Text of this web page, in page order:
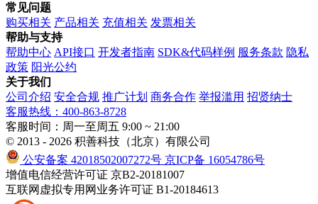
常见问题
购买相关 产品相关 充值相关 发票相关
帮助与支持
帮助中心 API接口 开发者指南 SDK&代码样例 服务条款 隐私
政策 阳光公约
关于我们
公司介绍 安全合规 推广计划 商务合作 举报滥用 招贤纳士
客服热线：400-863-8728
客服时间：周一至周五 9:00 ~ 21:00
© 2013 - 2026 积善科技（北京）有限公司
公安备案 42018502007272号 京ICP备 16054786号
增值电信经营许可证 京B2-20181007
互联网虚拟专用网业务许可证 B1-20184613